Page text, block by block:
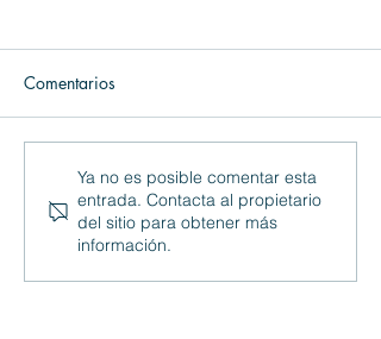
PUERTA LACADA
CLÁSICA 3CR
Comentarios
Ya no es posible comentar esta
entrada. Contacta al propietario
del sitio para obtener más
información.